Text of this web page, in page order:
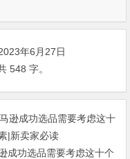
年6月27日
548 字。
成功选品需要考虑这十个